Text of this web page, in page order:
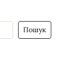
Пошук